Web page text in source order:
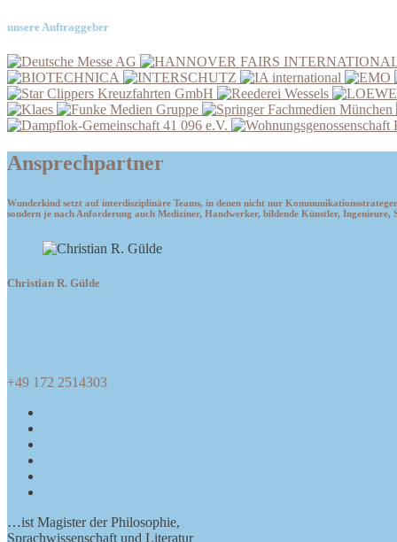
unsere Auftraggeber
Go
toDeutsche
Messe
AG
Go
toHANNOVER
FAIRS
INTERNATIONAL
GMBH
Go
toINTERSCHUTZ
Go
toIA
international
Go
toEMO
Go
toReederei
Wessels
Go
toLOEWE
MARINE
&
Go
toFunke
Gruppe
Go
toSpringer
München
Go
Kleefeld-
Ansprechpartner
Wunderkind setzt auf interdisziplinäre Teams, in denen nicht nur
sondern je nach Anforderung auch Mediziner, Handwerker, bildende Künstler, Ingenieure,
Christian R. Gülde
+49 172 2514303
…ist Magister der Philosophie,
Sprachwissenschaft und Literatur